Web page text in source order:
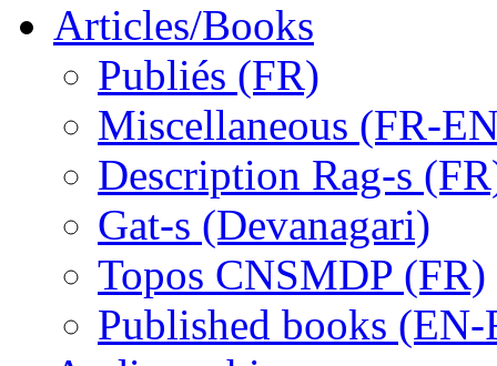
Articles/Books
Publiés (FR)
Miscellaneous (FR-
Description Rag-s
Gat-s (Devanagari)
Topos CNSMDP (FR)
Published books (EN-